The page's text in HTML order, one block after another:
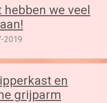
we veel
2019
en
grijparm